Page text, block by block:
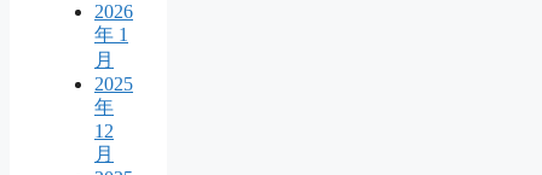
2026
年 1
月
2025
年
12
月